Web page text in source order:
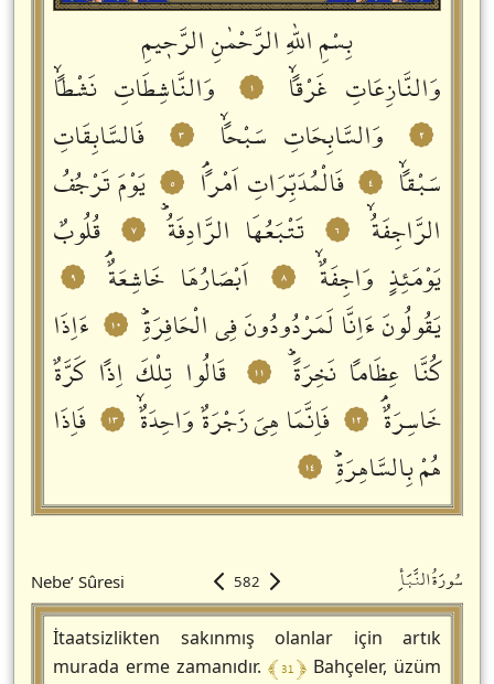
Nebe’ Sûresi 582 سُورَةُالنَّبَأِ
İtaatsizlikten sakınmış olanlar için artık
murada erme zamanıdır.﴾ 31 ﴿Bahçeler, üzüm
بِسْمِ اللّٰهِ الرَّحْمٰنِ الرَّحٖيمِ
وَالنَّازِعَاتِ غَرْقاًۙ
١ وَالنَّاشِطَاتِ نَشْطاًۙ
٢ وَالسَّابِحَاتِ سَبْحاًۙ ٣
فَالسَّابِقَاتِ
سَبْقاًۙ
٤ فَالْمُدَبِّرَاتِ اَمْراًۘ ٥
يَوْمَ تَرْجُفُ
الرَّاجِفَةُۙ
٦ تَتْبَعُهَا الرَّادِفَةُؕ ٧
قُلُوبٌ
يَوْمَئِذٍ وَاجِفَةٌۙ
٨ اَبْصَارُهَا خَاشِعَةٌۘ ٩
يَقُولُونَ ءَاِنَّا لَمَرْدُودُونَ فِي الْحَافِرَةِؕ ١٠
ءَاِذَا
كُنَّا عِظَاماً نَخِرَةًؕ
١١
قَالُوا تِلْكَ اِذاً كَرَّةٌ
خَاسِرَةٌۘ
١٢ فَاِنَّمَا هِيَ زَجْرَةٌ وَاحِدَةٌۙ ١٣
فَاِذَا
هُمْ بِالسَّاهِرَةِؕ
١٤